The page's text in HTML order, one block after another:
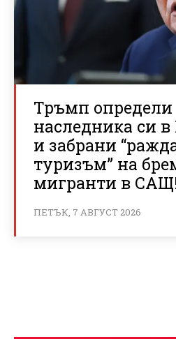
Тръмп определи
наследника си
и забрани
туризъм” на
мигранти в
ПЕТЪК, 7 АВГУСТ 2026